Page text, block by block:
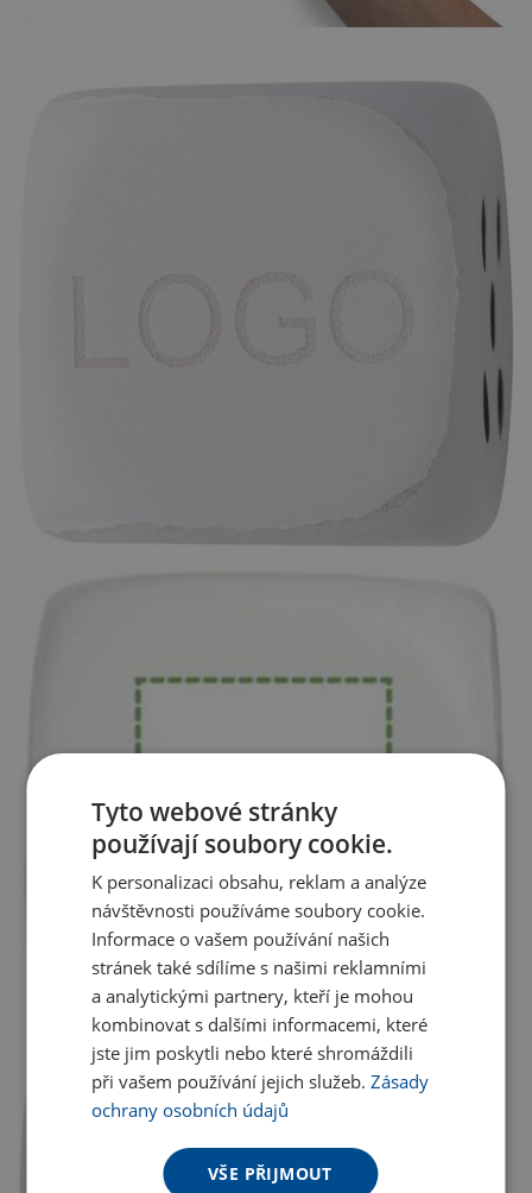
Tyto webové stránky
používají soubory cookie.
K personalizaci obsahu, reklam a analýze
návštěvnosti používáme soubory cookie.
Informace o vašem používání našich
stránek také sdílíme s našimi reklamními
a analytickými partnery, kteří je mohou
kombinovat s dalšími informacemi, které
jste jim poskytli nebo které shromáždili
při vašem používání jejich služeb.Zásady
ochrany osobních údajů
VŠE PŘIJMOUT